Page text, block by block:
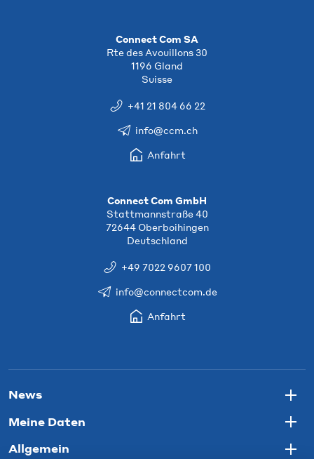
Connect Com SA
Rte des Avouillons 30
1196 Gland
Suisse
+41 21 804 66 22
info@ccm.ch
Anfahrt
Connect Com GmbH
Stattmannstraße 40
72644 Oberboihingen
Deutschland
+49 7022 9607 100
info@connectcom.de
Anfahrt
News
Meine Daten
Allgemein